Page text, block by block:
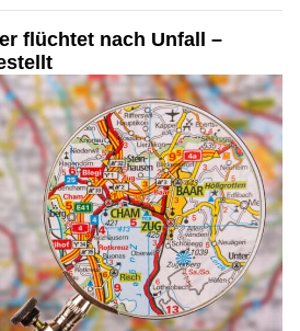
flüchtet nach Unfall –